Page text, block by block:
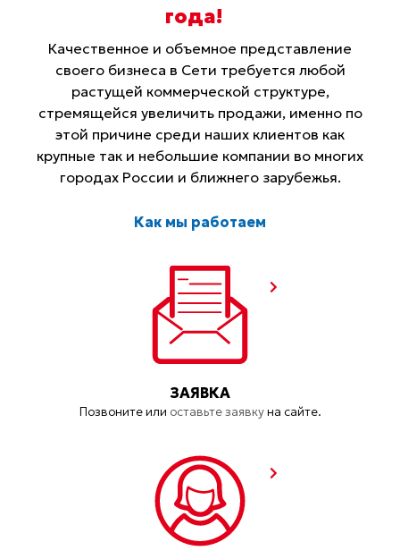
года!
Качественное и объемное представление
своего бизнеса в Сети требуется любой
растущей коммерческой структуре,
стремящейся увеличить продажи, именно по
этой причине среди наших клиентов как
крупные так и небольшие компании во многих
городах России и ближнего зарубежья.
Как мы работаем
ЗАЯВКА
Позвоните или оставьте заявкуна сайте.